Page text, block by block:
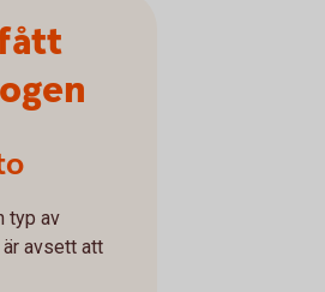
typ av
avsett att